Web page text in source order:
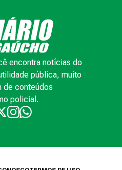
encontra notícias do
pública, muito
de conteúdos
policial.